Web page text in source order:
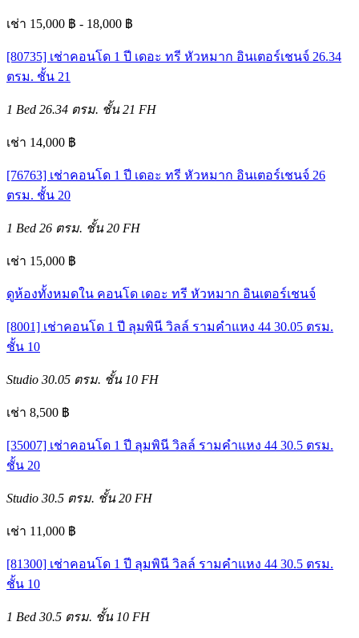
เช่า 15,000 ฿ - 18,000 ฿
[80735] เช่าคอนโด 1 ปี เดอะ ทรี หัวหมาก อินเตอร์เชนจ์ 26.34
ตรม. ชั้น 21
1 Bed 26.34 ตรม. ชั้น 21 FH
เช่า 14,000 ฿
[76763] เช่าคอนโด 1 ปี เดอะ ทรี หัวหมาก อินเตอร์เชนจ์ 26
ตรม. ชั้น 20
1 Bed 26 ตรม. ชั้น 20 FH
เช่า 15,000 ฿
ดูห้องทั้งหมดใน คอนโด เดอะ ทรี หัวหมาก อินเตอร์เชนจ์
[8001] เช่าคอนโด 1 ปี ลุมพินี วิลล์ รามคำแหง 44 30.05 ตรม.
ชั้น 10
Studio 30.05 ตรม. ชั้น 10 FH
เช่า 8,500 ฿
[35007] เช่าคอนโด 1 ปี ลุมพินี วิลล์ รามคำแหง 44 30.5 ตรม.
ชั้น 20
Studio 30.5 ตรม. ชั้น 20 FH
เช่า 11,000 ฿
[81300] เช่าคอนโด 1 ปี ลุมพินี วิลล์ รามคำแหง 44 30.5 ตรม.
ชั้น 10
1 Bed 30.5 ตรม. ชั้น 10 FH